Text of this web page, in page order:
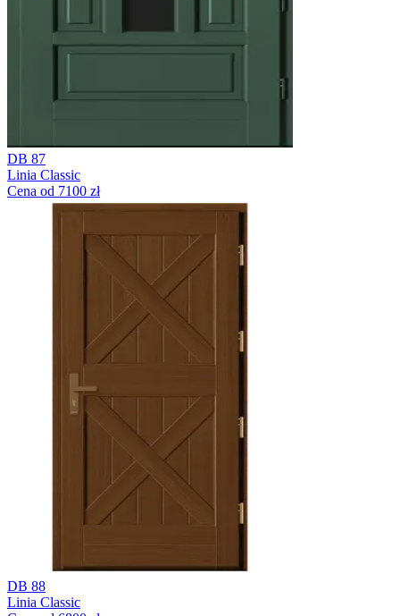
DB 87
Linia Classic
Cena od 7100 zł
DB 88
Linia Classic